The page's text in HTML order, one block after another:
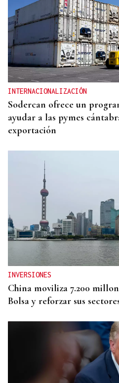
INTERNACIONALIZACIÓN
Sodercan ofrece un
ayudar a las pymes
exportación
INVERSIONES
China moviliza 7.200
Bolsa y reforzar sus